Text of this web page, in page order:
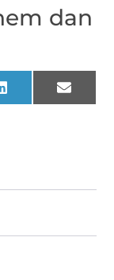
dan
LinkedIn Email